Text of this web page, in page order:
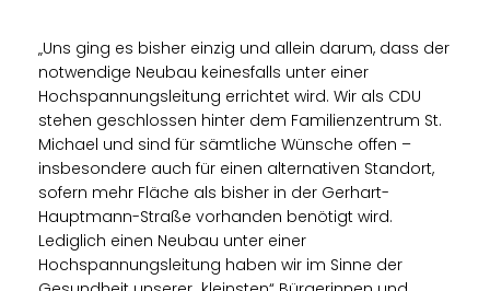
Uns ging es bisher einzig und allein darum, dass der
notwendige Neubau keinesfalls unter einer
Hochspannungsleitung errichtet wird. Wir als CDU
stehen geschlossen hinter dem Familienzentrum St.
Michael und sind für sämtliche Wünsche offen –
insbesondere auch für einen alternativen Standort,
sofern mehr Fläche als bisher in der Gerhart-
Hauptmann-Straße vorhanden benötigt wird.
Lediglich einen Neubau unter einer
Hochspannungsleitung haben wir im Sinne der